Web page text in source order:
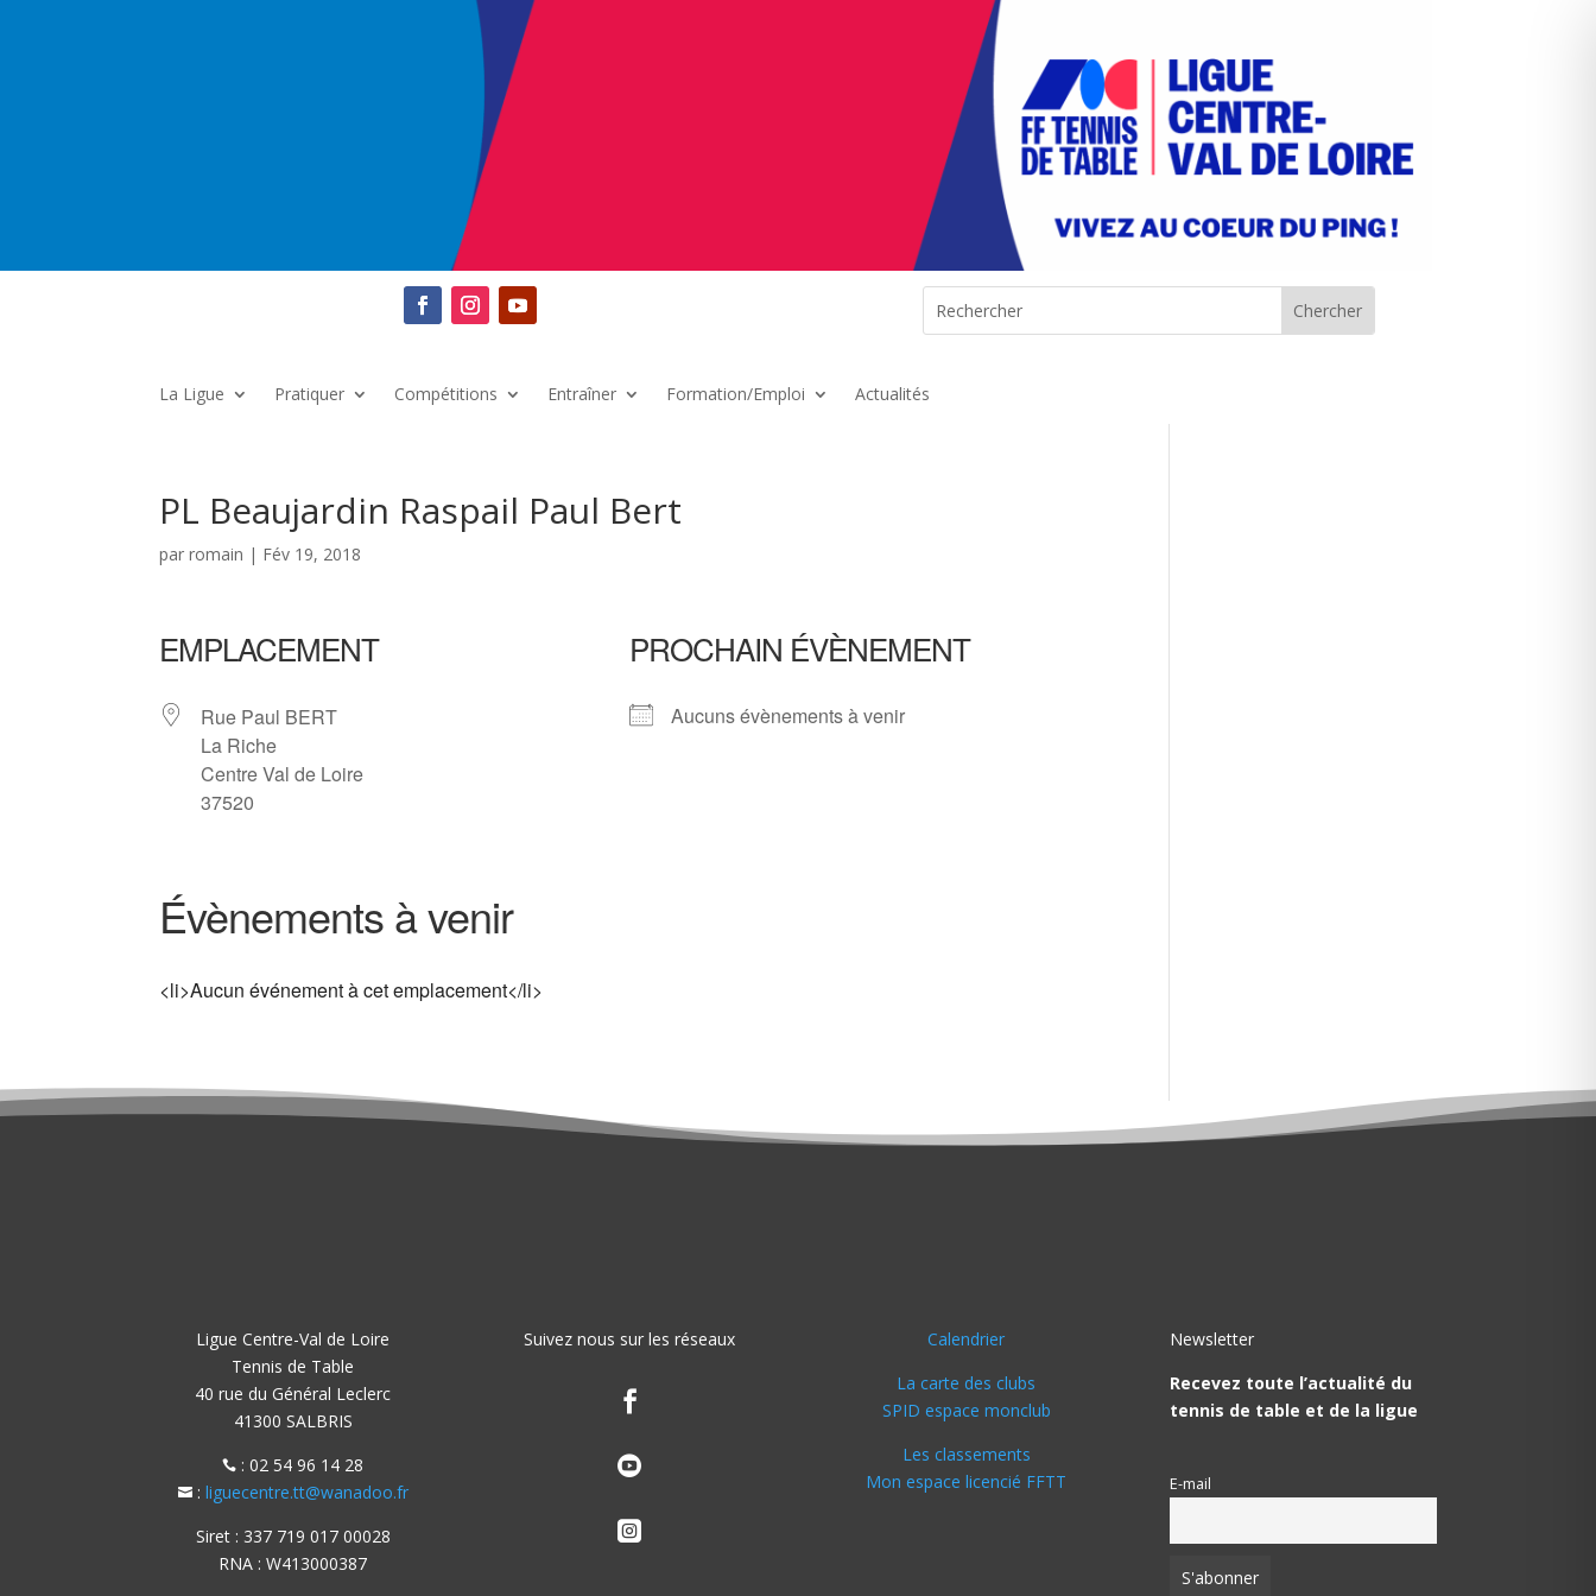
La Ligue Pratiquer Compétitions Entraîner Formation/Emploi Actualités
PL Beaujardin Raspail Paul Bert
parromain | Fév 19, 2018
EMPLACEMENT
Rue Paul BERT
La Riche
Centre Val de Loire
37520
PROCHAIN ÉVÈNEMENT
Aucuns évènements à venir
Évènements à venir
<li>Aucun événement à cet emplacement</li>
Ligue Centre-Val de Loire
Tennis de Table
40 rue du Général Leclerc
41300 SALBRIS
 : 02 54 96 14 28
: liguecentre.tt@wanadoo.fr
Siret : 337 719 017 00028
RNA : W413000387
Suivez nous sur les réseaux



Calendrier
La carte des clubs
SPID espace monclub
Les classements
Mon espace licencié FFTT
Newsletter
Recevez toute l’actualité du
tennis de table et de la ligue
E-mail